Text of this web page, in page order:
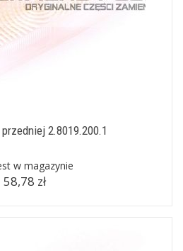
2.8019.200.1
w magazynie
58,78 zł